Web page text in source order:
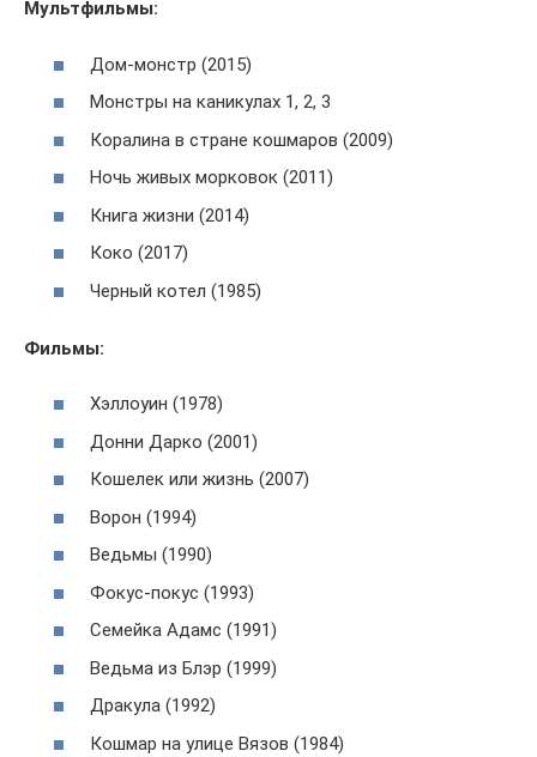
Мультфильмы:
Дом-монстр (2015)
Монстры на каникулах 1, 2, 3
Коралина в стране кошмаров (2009)
Ночь живых морковок (2011)
Книга жизни (2014)
Коко (2017)
Черный котел (1985)
Фильмы:
Хэллоуин (1978)
Донни Дарко (2001)
Кошелек или жизнь (2007)
Ворон (1994)
Ведьмы (1990)
Фокус-покус (1993)
Семейка Адамс (1991)
Ведьма из Блэр (1999)
Дракула (1992)
Кошмар на улице Вязов (1984)